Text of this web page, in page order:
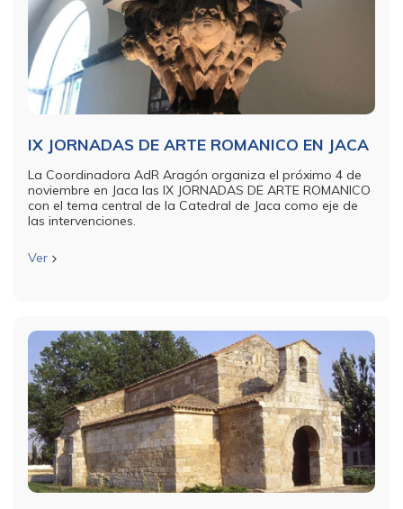
IX JORNADAS DE ARTE ROMANICO EN JACA
La Coordinadora AdR Aragón organiza el próximo 4 de
noviembre en Jaca las IX JORNADAS DE ARTE ROMANICO
con el tema central de la Catedral de Jaca como eje de
las intervenciones.
Ver